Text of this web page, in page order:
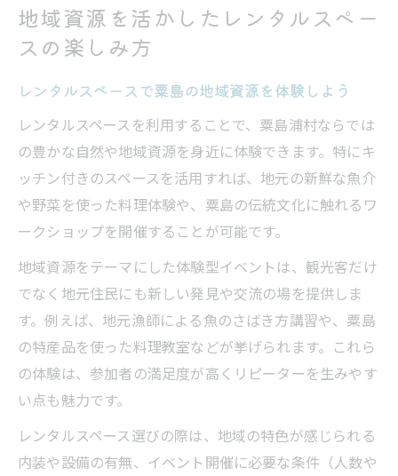
地域資源を活かしたレンタルスペー
スの楽しみ方
レンタルスペースで粟島の地域資源を体験しよう
レンタルスペースを利用することで、粟島浦村ならでは
の豊かな自然や地域資源を身近に体験できます。特にキ
ッチン付きのスペースを活用すれば、地元の新鮮な魚介
や野菜を使った料理体験や、粟島の伝統文化に触れるワ
ークショップを開催することが可能です。
地域資源をテーマにした体験型イベントは、観光客だけ
でなく地元住民にも新しい発見や交流の場を提供しま
す。例えば、地元漁師による魚のさばき方講習や、粟島
の特産品を使った料理教室などが挙げられます。これら
の体験は、参加者の満足度が高くリピーターを生みやす
い点も魅力です。
レンタルスペース選びの際は、地域の特色が感じられる
内装や設備の有無、イベント開催に必要な条件（人数や